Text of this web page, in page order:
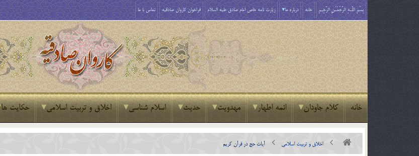
بِسْمِ اللَّـهِ الرَّحْمَـٰنِ الرَّحِيمِ خانه درباره ما زیارت نامه خاص امام صادق علیه السلام فراخوان کاروان صادقیه تماس با ما
خانه کلام جاودان ائمه اطهار مهدویت حدیث اسلام شناسی اخلاق و تربیت اسلامی حکایت ها
اخلاق و تربیت اسلامی آيات حج در قرآن كريم